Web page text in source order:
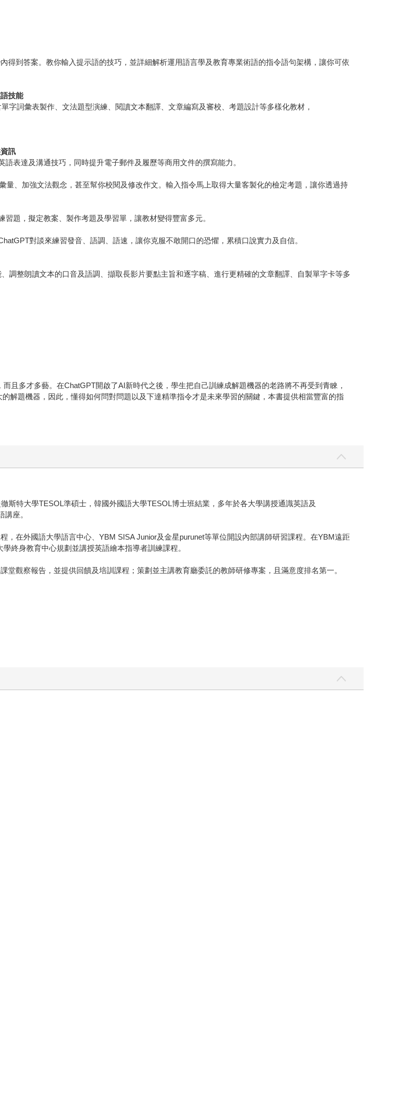
得到答案。教你輸入提示語的技巧，並詳細解析運用語言學及教育專業術語的指令語句架構，讓你可依
技能
字詞彙表製作、文法題型演練、閱讀文本翻譯、文章編寫及審校、考題設計等多樣化教材，
訊
表達及溝通技巧，同時提升電子郵件及履歷等商用文件的撰寫能力。
、加強文法觀念，甚至幫你校閱及修改作文。輸入指令馬上取得大量客製化的檢定考題，讓你透過持
題，擬定教案、製作考題及學習單，讓教材變得豐富多元。
對談來練習發音、語調、語速，讓你克服不敢開口的恐懼，累積口說實力及自信。
調整朗讀文本的口音及語調、擷取長影片要點主旨和逐字稿、進行更精確的文章翻譯、自製單字卡等多
且多才多藝。在ChatGPT開啟了AI新時代之後，學生把自己訓練成解題機器的老路將不再受到青睞，
解題機器，因此，懂得如何問對問題以及下達精準指令才是未來學習的關鍵，本書提供相當豐富的指
斯特大學TESOL準碩士，韓國外國語大學TESOL博士班結業，多年於各大學講授通識英語及
座。
，在外國語大學語言中心、YBM SISA Junior及金星purunet等單位開設內部講師研習課程。在YBM遠距
終身教育中心規劃並講授英語繪本指導者訓練課程。
觀察報告，並提供回饋及培訓課程；策劃並主講教育廳委託的教師研修專案，且滿意度排名第一。